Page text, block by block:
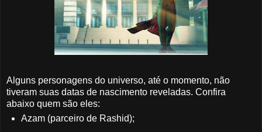
Alguns personagens do universo, até o momento, não
tiveram suas datas de nascimento reveladas. Confira
abaixo quem são eles:
Azam (parceiro de Rashid);